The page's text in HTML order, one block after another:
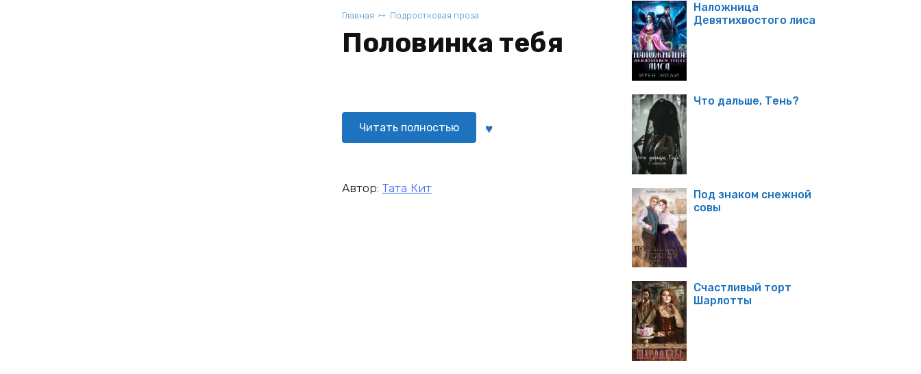
Главная Подростковая проза
Половинка тебя
Читать полностью
Автор: Тата Кит
Наложница
Девятихвостого лиса
Что дальше, Тень?
Под знаком снежной
совы
Счастливый торт
Шарлотты